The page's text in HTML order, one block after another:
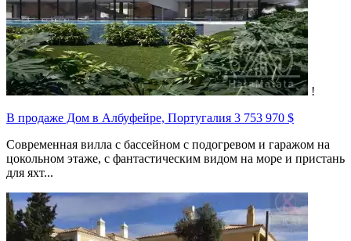
!
В продаже Дом в Албуфейре, Португалия 3 753 970 $
Современная вилла с бассейном с подогревом и гаражом на
цокольном этаже, с фантастическим видом на море и пристань
для яхт...